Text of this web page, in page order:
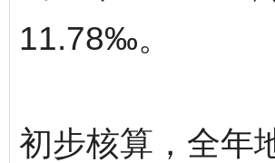
11.78‰。
初步核算，全年